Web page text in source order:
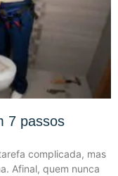
7 passos
complicada, mas
Afinal, quem nunca